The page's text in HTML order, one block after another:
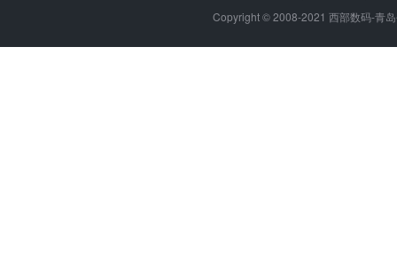
Copyright © 2008-2021 西部数码-青